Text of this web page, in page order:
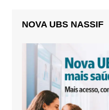
NOVA UBS NASSIF